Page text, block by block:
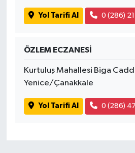
Yol Tarifi Al 0 (286)
ÖZLEM ECZANESİ
Kurtuluş Mahallesi Biga
Yenice/Çanakkale
Yol Tarifi Al 0 (286)